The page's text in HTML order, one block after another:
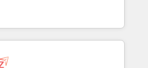
your
- Build stronger
and enterprise clients to
from digital and fuel their
are causing inefficiencies, improve
Key services: • CRM